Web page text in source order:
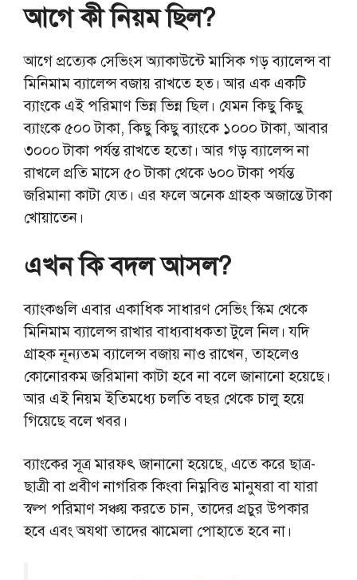
আগে কী নিয়ম ছিল?
আগে প্রত্যেক সেভিংস অ্যাকাউন্টে মাসিক গড় ব্যালেন্স বা
মিনিমাম ব্যালেন্স বজায় রাখতে হত। আর এক একটি
ব্যাংকে এই পরিমাণ ভিন্ন ভিন্ন ছিল। যেমন কিছু কিছু
ব্যাংকে ৫০০ টাকা, কিছু কিছু ব্যাংকে ১০০০ টাকা, আবার
৩০০০ টাকা পর্যন্ত রাখতে হতো। আর গড় ব্যালেন্স না
রাখলে প্রতি মাসে ৫০ টাকা থেকে ৬০০ টাকা পর্যন্ত
জরিমানা কাটা যেত। এর ফলে অনেক গ্রাহক অজান্তে টাকা
খোয়াতেন।
এখন কি বদল আসল?
ব্যাংকগুলি এবার একাধিক সাধারণ সেভিং স্কিম থেকে
মিনিমাম ব্যালেন্স রাখার বাধ্যবাধকতা টুলে নিল। যদি
গ্রাহক নূন্যতম ব্যালেন্স বজায় নাও রাখেন, তাহলেও
কোনোরকম জরিমানা কাটা হবে না বলে জানানো হয়েছে।
আর এই নিয়ম ইতিমধ্যে চলতি বছর থেকে চালু হয়ে
গিয়েছে বলে খবর।
ব্যাংকের সূত্র মারফৎ জানানো হয়েছে, এতে করে ছাত্র-
ছাত্রী বা প্রবীণ নাগরিক কিংবা নিম্নবিত্ত মানুষরা বা যারা
স্বল্প পরিমাণ সঞ্চয় করতে চান, তাদের প্রচুর উপকার
হবে এবং অযথা তাদের ঝামেলা পোহাতে হবে না।